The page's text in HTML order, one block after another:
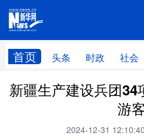
首页 头条 时政 社会
网站地
头条 时政
新疆生产建设兵团
游
2024-12-31 12:10:40